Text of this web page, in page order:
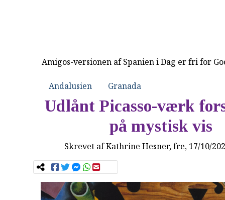
Amigos-versionen af Spanien i Dag er fri for
Andalusien Granada
Udlånt Picasso-værk
på mystisk vis
Skrevet afKathrine Hesner, fre, 17/10/